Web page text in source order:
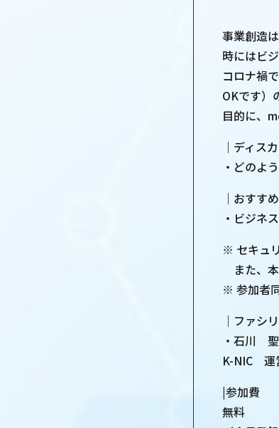
事業創造
時にはビ
コロナ禍
OKです
目的に、
｜ディス
・どのよ
｜おすす
・ビジネ
※ セキュ
また、
※ 参加者
｜ファシ
・石川
K-NIC 運
|参加費
無料